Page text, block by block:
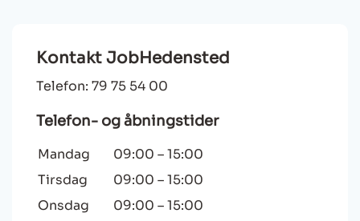
Kontakt JobHedensted
Telefon: 79 75 54 00
Telefon- og åbningstider
Mandag 09:00 –15:00
Tirsdag
09:00 –15:00
Onsdag
09:00 –15:00